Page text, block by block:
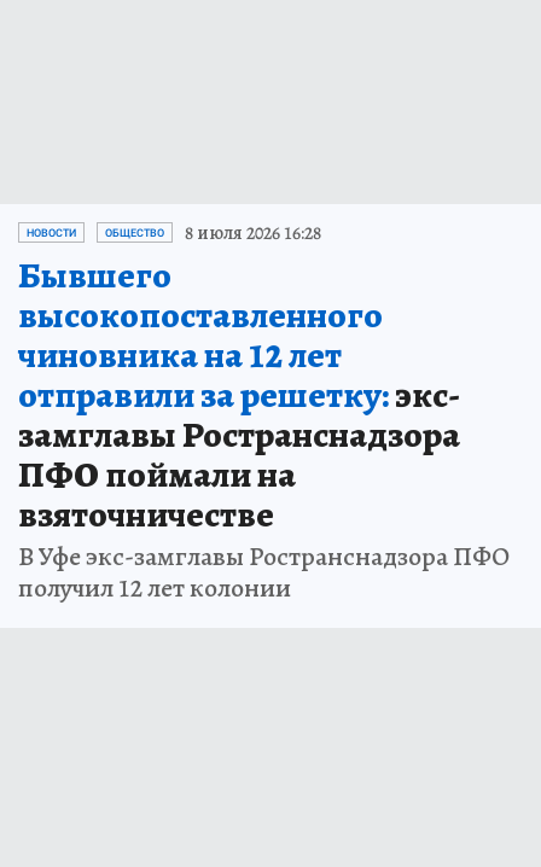
НОВОСТИ ОБЩЕСТВО 8 июля 2026 16:28
Бывшего
высокопоставленного
чиновника на 12 лет
отправили за решетку:экс-
замглавы Ространснадзора
ПФО поймали на
взяточничестве
В Уфе экс-замглавы Ространснадзора ПФО
получил 12 лет колонии